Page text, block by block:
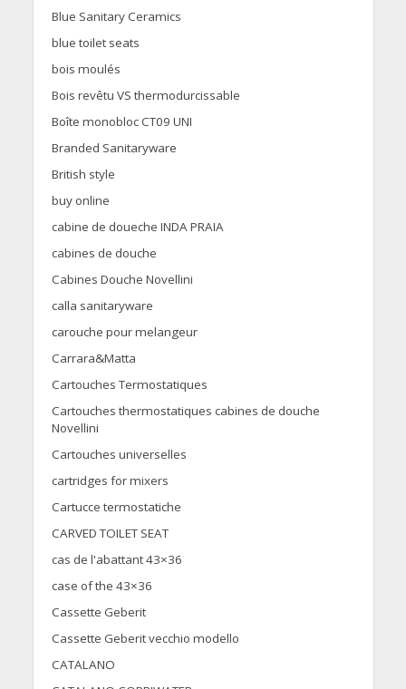
Blue Sanitary Ceramics
blue toilet seats
bois moulés
Bois revêtu VS thermodurcissable
Boîte monobloc CT09 UNI
Branded Sanitaryware
British style
buy online
cabine de doueche INDA PRAIA
cabines de douche
Cabines Douche Novellini
calla sanitaryware
carouche pour melangeur
Carrara&Matta
Cartouches Termostatiques
Cartouches thermostatiques cabines de douche
Novellini
Cartouches universelles
cartridges for mixers
Cartucce termostatiche
CARVED TOILET SEAT
cas de l'abattant 43×36
case of the 43×36
Cassette Geberit
Cassette Geberit vecchio modello
CATALANO